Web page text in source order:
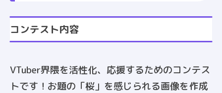
コンテスト内容
VTuber界隈を活性化、応援するためのコンテス
トです！お題の「桜」を感じられる画像を作成